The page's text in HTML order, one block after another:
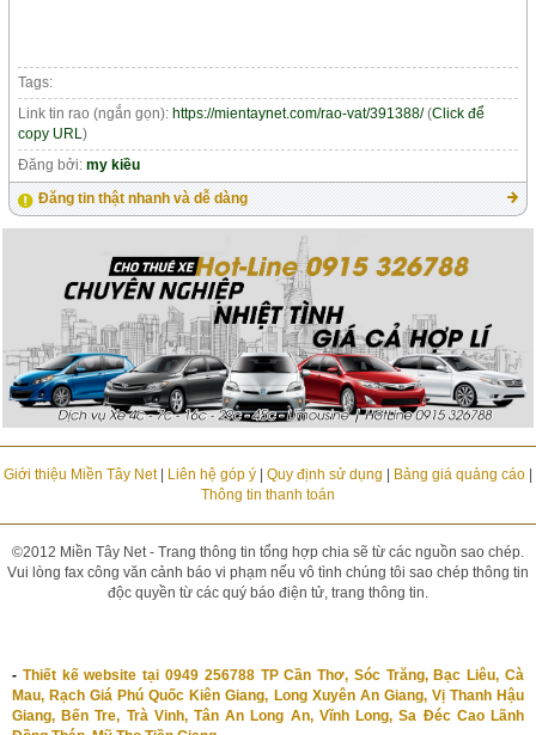
Tags:
Link tin rao (ngắn gọn):https://mientaynet.com/rao-vat/391388/(Click để
copy URL)
Đăng bởi:my kiều
Đăng tin thật nhanh và dễ dàng
Giới thiệu Miền Tây Net| Liên hệ góp ý| Quy định sử dụng | Bảng giá quảng cáo|
Thông tin thanh toán
©2012 Miền Tây Net - Trang thông tin tổng hợp chia sẽ từ các nguồn sao chép.
Vui lòng fax công văn cảnh báo vi phạm nếu vô tình chúng tôi sao chép thông tin
độc quyền từ các quý báo điện tử, trang thông tin.
- Thiết kế website tại 0949 256788 TP Cần Thơ, Sóc Trăng, Bạc Liêu, Cà
Mau, Rạch Giá Phú Quốc Kiên Giang, Long Xuyên An Giang, Vị Thanh Hậu
Giang, Bến Tre, Trà Vinh, Tân An Long An, Vĩnh Long, Sa Đéc Cao Lãnh